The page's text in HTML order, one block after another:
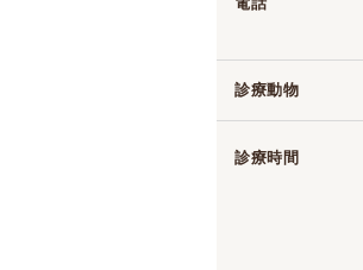
診療動物
診療時間